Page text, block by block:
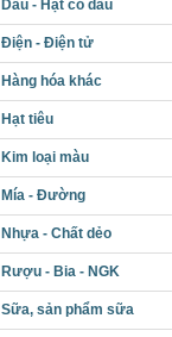
Dầu - Hạt có dầu
Điện - Điện tử
Hàng hóa khác
Hạt tiêu
Kim loại màu
Mía - Đường
Nhựa - Chất dẻo
Rượu - Bia - NGK
Sữa, sản phẩm sữa